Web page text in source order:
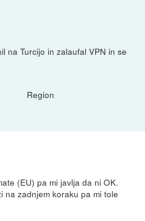
na Turcijo in zalaufal VPN in se
Region
(EU) pa mi javlja da ni OK.
na zadnjem koraku pa mi tole